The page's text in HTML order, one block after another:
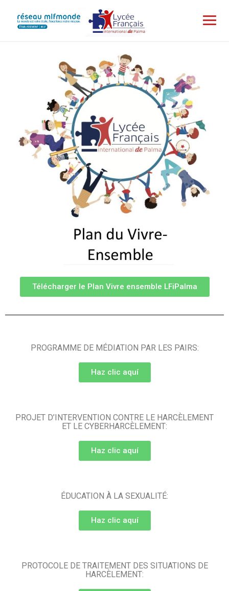
Télécharger le Plan Vivre ensemble LFiPalma
PROGRAMME DE MÉDIATION PAR LES PAIRS:
Haz clic aquí
PROJET D’INTERVENTION CONTRE LE HARCÈLEMENT
ET LE CYBERHARCÈLEMENT:
Haz clic aquí
ÉDUCATION À LA SEXUALITÉ:
Haz clic aquí
PROTOCOLE DE TRAITEMENT DES SITUATIONS DE
HARCÈLEMENT: